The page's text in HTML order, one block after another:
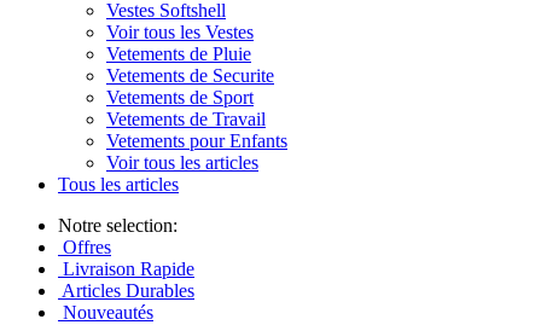
Vestes Softshell
Voir tous les Vestes
Vetements de Pluie
Vetements de Securite
Vetements de Sport
Vetements de Travail
Vetements pour Enfants
Voir tous les articles
Tous les articles
Notre selection:
Offres
Livraison Rapide
Articles Durables
Nouveautés